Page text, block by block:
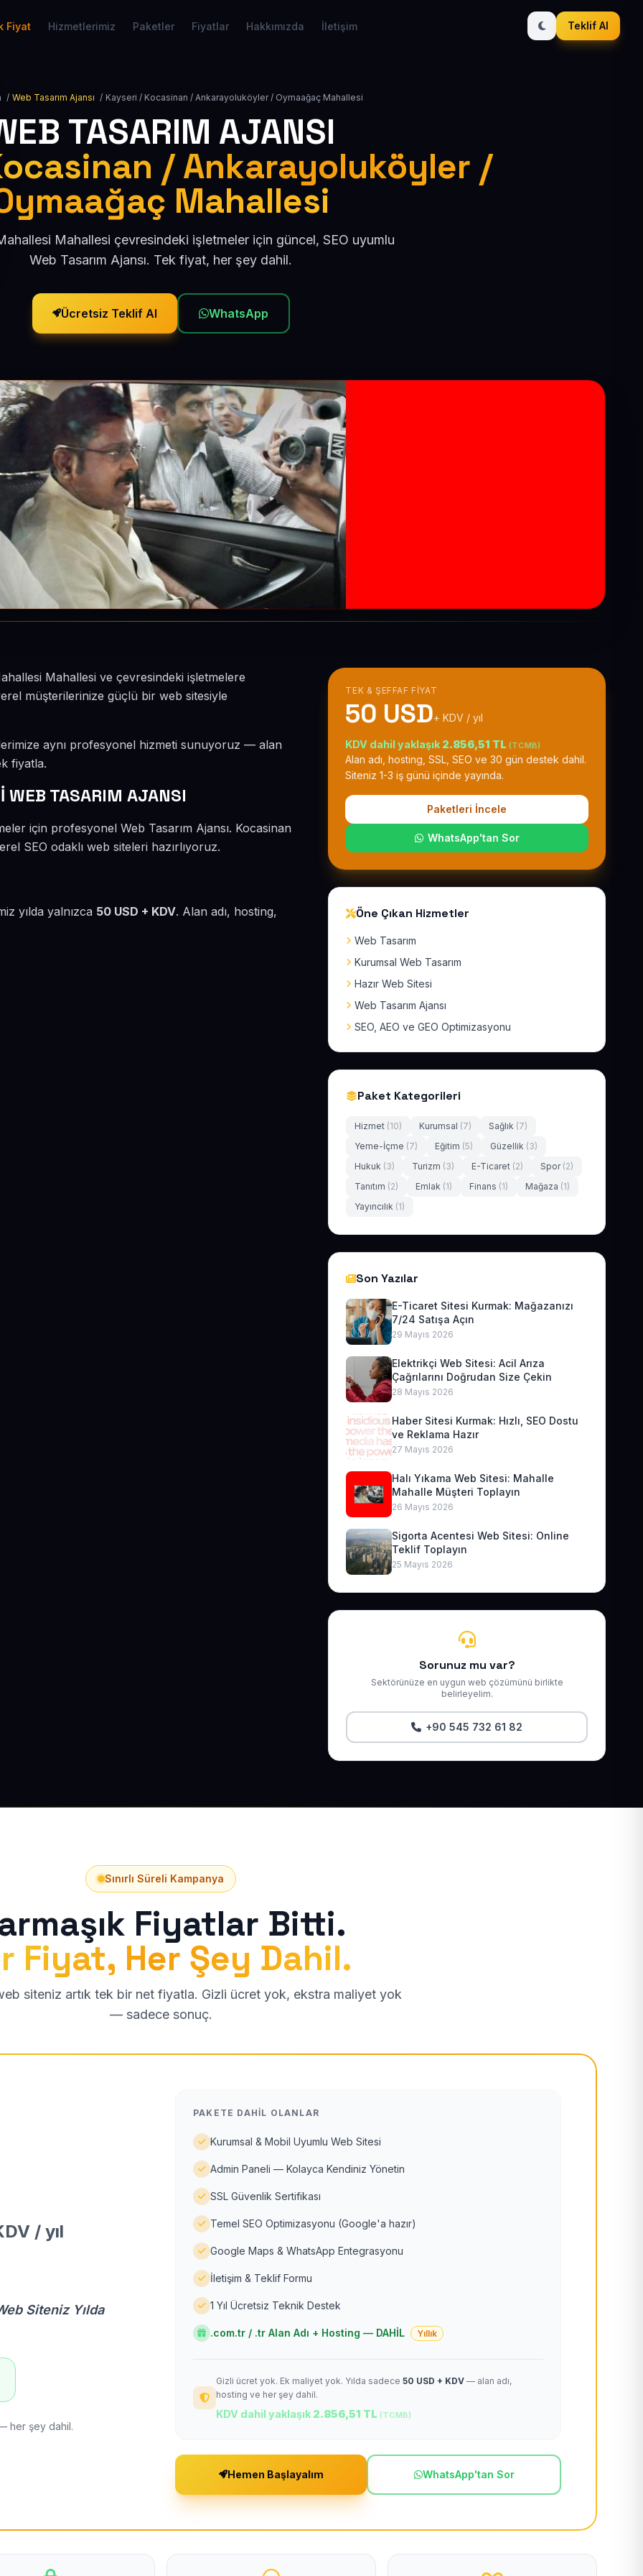
Fiyat Hizmetlerimiz Paketler Fiyatlar Hakkımızda İletişim Teklif Al
/ Web Tasarım Ajansı / Kayseri / Kocasinan / Ankarayoluköyler / Oymaağaç Mahallesi
TASARIM AJANSI
/ Ankarayoluköyler /
Mahallesi
Mahallesi çevresindeki işletmeler için güncel, SEO uyumlu
Web Tasarım Ajansı. Tek fiyat, her şey dahil.
Ücretsiz Teklif Al WhatsApp
Mahallesi ve çevresindeki işletmelere
müşterilerinize güçlü bir web sitesiyle
aynı profesyonel hizmeti sunuyoruz — alan
fiyatla.
WEB TASARIM AJANSI
için profesyonel Web Tasarım Ajansı. Kocasinan
SEO odaklı web siteleri hazırlıyoruz.
yılda yalnızca 50 USD + KDV. Alan adı, hosting,
TEK & ŞEFFAF FIYAT
50 USD+ KDV / yıl
KDV dahil yaklaşık 2.856,51 TL (TCMB)
Alan adı, hosting, SSL, SEO ve 30 gün destek dahil.
Siteniz 1-3 iş günü içinde yayında.
Paketleri İncele
WhatsApp'tan Sor
Öne Çıkan Hizmetler
Web Tasarım
Kurumsal Web Tasarım
Hazır Web Sitesi
Web Tasarım Ajansı
SEO, AEO ve GEO Optimizasyonu
Paket Kategorileri
Hizmet (10) Kurumsal (7) Sağlık (7)
Yeme-İçme (7) Eğitim (5) Güzellik (3)
Hukuk (3) Turizm (3) E-Ticaret (2) Spor (2)
Tanıtım (2) Emlak (1) Finans (1) Mağaza (1)
Yayıncılık (1)
Son Yazılar
E-Ticaret Sitesi Kurmak: Mağazanızı
7/24 Satışa Açın
29 Mayıs 2026
Elektrikçi Web Sitesi: Acil Arıza
Çağrılarını Doğrudan Size Çekin
28 Mayıs 2026
Haber Sitesi Kurmak: Hızlı, SEO Dostu
ve Reklama Hazır
27 Mayıs 2026
Halı Yıkama Web Sitesi: Mahalle
Mahalle Müşteri Toplayın
26 Mayıs 2026
Sigorta Acentesi Web Sitesi: Online
Teklif Toplayın
25 Mayıs 2026
Sorunuz mu var?
Sektörünüze en uygun web çözümünü birlikte
belirleyelim.
+90 545 732 61 82
Sınırlı Süreli Kampanya
Fiyatlar Bitti.
Fiyat, Her Şey Dahil.
siteniz artık tek bir net fiyatla. Gizli ücret yok, ekstra maliyet yok
— sadece sonuç.
/ yıl
Siteniz Yılda
her şey dahil.
PAKETE DAHIL OLANLAR
Kurumsal & Mobil Uyumlu Web Sitesi
Admin Paneli — Kolayca Kendiniz Yönetin
SSL Güvenlik Sertifikası
Temel SEO Optimizasyonu (Google'a hazır)
Google Maps & WhatsApp Entegrasyonu
İletişim & Teklif Formu
1 Yıl Ücretsiz Teknik Destek
.com.tr / .tr Alan Adı + Hosting — DAHİL Yıllık
Gizli ücret yok. Ek maliyet yok. Yılda sadece 50 USD + KDV — alan adı,
hosting ve her şey dahil.
KDV dahil yaklaşık 2.856,51 TL (TCMB)
Hemen Başlayalım WhatsApp'tan Sor